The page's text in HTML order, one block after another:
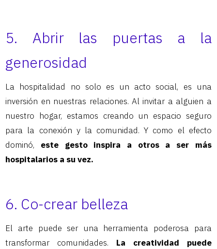
5. Abrir las puertas a la
generosidad
La hospitalidad no solo es un acto social, es una
inversión en nuestras relaciones. Al invitar a alguien a
nuestro hogar, estamos creando un espacio seguro
para la conexión y la comunidad. Y como el efecto
dominó, este gesto inspira a otros a ser más
hospitalarios a su vez.
6. Co-crear belleza
El arte puede ser una herramienta poderosa para
transformar comunidades. La creatividad puede